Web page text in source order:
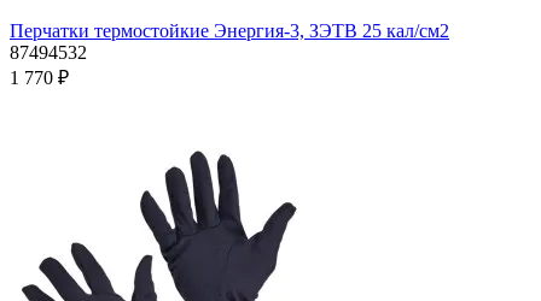
Перчатки термостойкие Энергия-3, ЗЭТВ 25 кал/см2
87494532
1 770 ₽